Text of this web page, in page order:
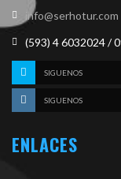
info@serhotur.com
(593) 4 6032024 /
SIGUENOS
SIGUENOS
ENLACES